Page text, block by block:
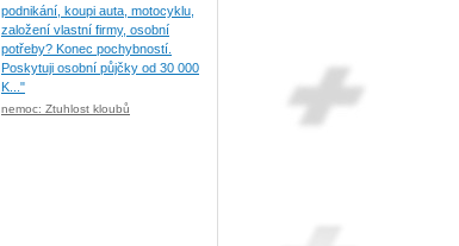
podnikání, koupi auta, motocyklu,
založení vlastní firmy, osobní
potřeby? Konec pochybností.
Poskytuji osobní půjčky od 30 000
K..."
nemoc: Ztuhlost kloubů